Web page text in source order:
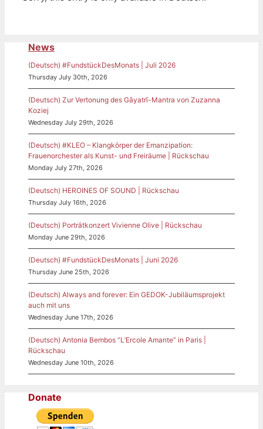
News
(Deutsch) #FundstückDesMonats | Juli 2026
Thursday July 30th, 2026
(Deutsch) Zur Vertonung des Gāyatrī-Mantra von Zuzanna
Koziej
Wednesday July 29th, 2026
(Deutsch) #KLEO – Klangkörper der Emanzipation:
Frauenorchester als Kunst- und Freiräume | Rückschau
Monday July 27th, 2026
(Deutsch) HEROINES OF SOUND | Rückschau
Thursday July 16th, 2026
(Deutsch) Porträtkonzert Vivienne Olive | Rückschau
Monday June 29th, 2026
(Deutsch) #FundstückDesMonats | Juni 2026
Thursday June 25th, 2026
(Deutsch) Always and forever: Ein GEDOK-Jubiläumsprojekt
auch mit uns
Wednesday June 17th, 2026
(Deutsch) Antonia Bembos “L’Ercole Amante” in Paris |
Rückschau
Wednesday June 10th, 2026
Donate